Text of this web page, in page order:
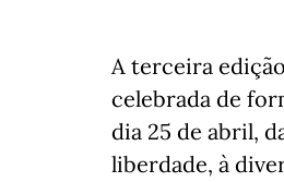
A terceira
celebrada de
dia 25 de abril,
liberdade, à